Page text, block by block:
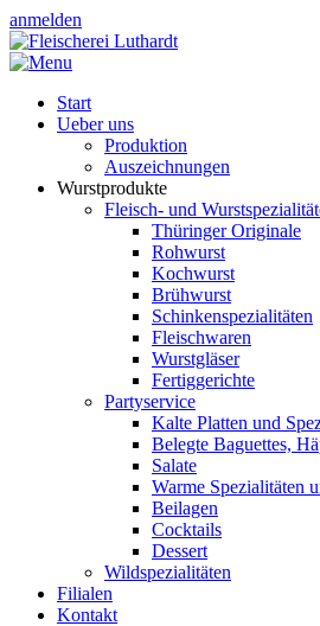
anmelden
Start
Ueber uns
Produktion
Auszeichnungen
Wurstprodukte
Fleisch- und
Thüringer Originale
Rohwurst
Kochwurst
Brühwurst
Schinkenspezialitäten
Fleischwaren
Wurstgläser
Fertiggerichte
Partyservice
Kalte Platten und
Belegte Baguettes,
Salate
Warme Spezialitäten
Beilagen
Cocktails
Dessert
Wildspezialitäten
Filialen
Kontakt